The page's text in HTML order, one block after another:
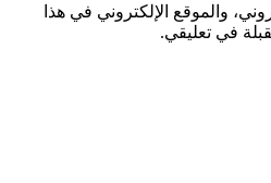
والموقع الإلكتروني في هذا
في تعليقي.